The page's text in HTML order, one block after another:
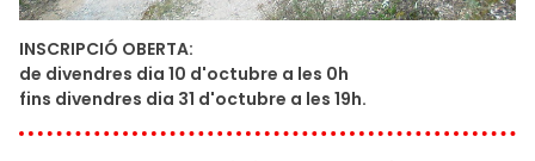
INSCRIPCIÓ OBERTA:
de divendres dia 10 d'octubre a les 0h
fins divendres dia 31 d'octubre a les 19h.